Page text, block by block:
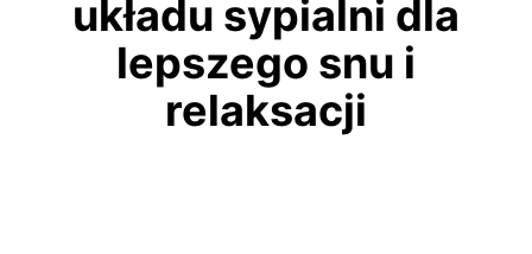
układu sypialni dla
lepszego snu i
relaksacji